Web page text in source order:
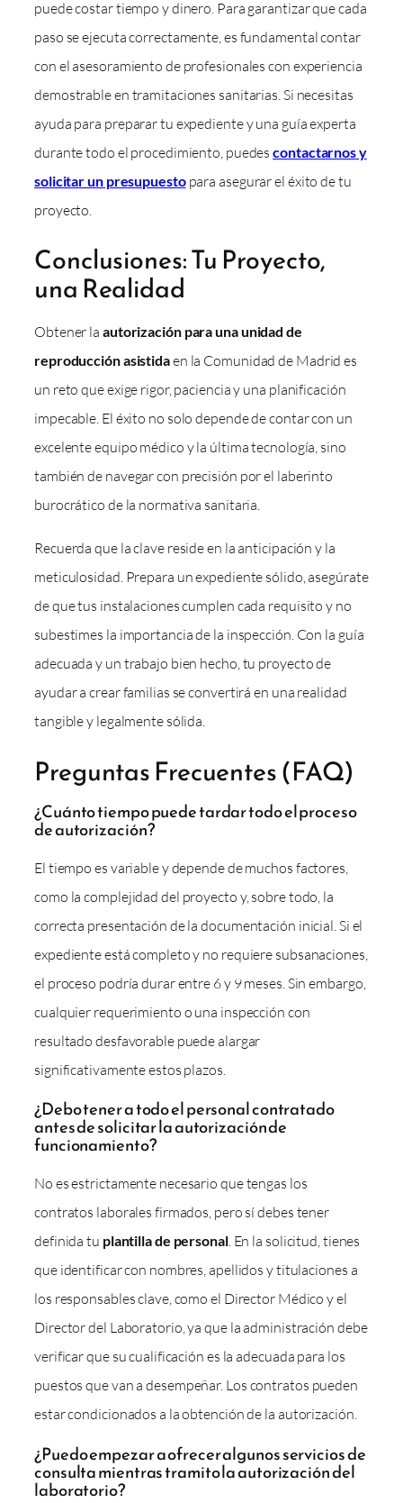
puede costar tiempo y dinero. Para garantizar que cada
paso se ejecuta correctamente, es fundamental contar
con el asesoramiento de profesionales con experiencia
demostrable en tramitaciones sanitarias. Si necesitas
ayuda para preparar tu expediente y una guía experta
durante todo el procedimiento, puedescontactarnos y
solicitar un presupuestopara asegurar el éxito de tu
proyecto.
Conclusiones: Tu Proyecto,
una Realidad
Obtener la autorización para una unidad de
reproducción asistidaen la Comunidad de Madrid es
un reto que exige rigor, paciencia y una planificación
impecable. El éxito no solo depende de contar con un
excelente equipo médico y la última tecnología, sino
también de navegar con precisión por el laberinto
burocrático de la normativa sanitaria.
Recuerda que la clave reside en la anticipación y la
meticulosidad. Prepara un expediente sólido, asegúrate
de que tus instalaciones cumplen cada requisito y no
subestimes la importancia de la inspección. Con la guía
adecuada y un trabajo bien hecho, tu proyecto de
ayudar a crear familias se convertirá en una realidad
tangible y legalmente sólida.
Preguntas Frecuentes (FAQ)
¿Cuánto tiempo puede tardar todo el proceso
de autorización?
El tiempo es variable y depende de muchos factores,
como la complejidad del proyecto y, sobre todo, la
correcta presentación de la documentación inicial. Si el
expediente está completo y no requiere subsanaciones,
el proceso podría durar entre 6 y 9 meses. Sin embargo,
cualquier requerimiento o una inspección con
resultado desfavorable puede alargar
significativamente estos plazos.
¿Debo tener a todo el personal contratado
antes de solicitar la autorización de
funcionamiento?
No es estrictamente necesario que tengas los
contratos laborales firmados, pero sí debes tener
definida tu plantilla de personal. En la solicitud, tienes
que identificar con nombres, apellidos y titulaciones a
los responsables clave, como el Director Médico y el
Director del Laboratorio, ya que la administración debe
verificar que su cualificación es la adecuada para los
puestos que van a desempeñar. Los contratos pueden
estar condicionados a la obtención de la autorización.
¿Puedo empezar a ofrecer algunos servicios de
consulta mientras tramito la autorización del
laboratorio?